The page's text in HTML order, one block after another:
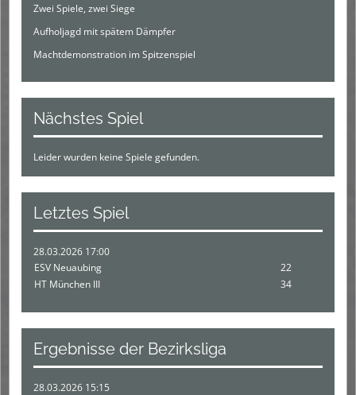
Zwei Spiele, zwei Siege
Aufholjagd mit spätem Dämpfer
Machtdemonstration im Spitzenspiel
Nächstes Spiel
Leider wurden keine Spiele gefunden.
Letztes Spiel
28.03.2026 17:00
ESV Neuaubing
22
HT München III
34
Ergebnisse der Bezirksliga
28.03.2026 15:15